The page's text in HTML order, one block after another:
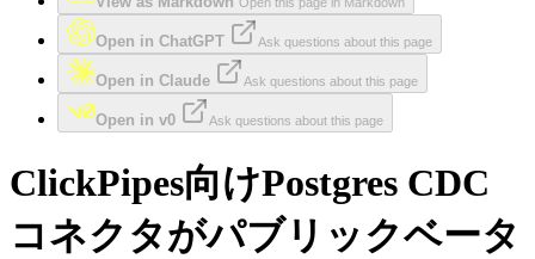
Open in ChatGPT Ask questions about this page
Open in Claude Ask questions about this page
Open in v0 Ask questions about this page
ClickPipes向けPostgres CDC
コネクタがパブリックベータ